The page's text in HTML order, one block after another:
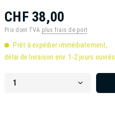
CHF 38,00
Prix dont TVA plus frais de port
Prêt à expédier immédiatement,
délai de livraison env. 1-2 jours ouvrés